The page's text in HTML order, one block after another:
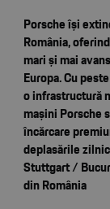
Porsche își
România,
mari și mai
Europa. Cu
o infrastructură
mașini Porsche
încărcare
deplasările
Stuttgart /
din România